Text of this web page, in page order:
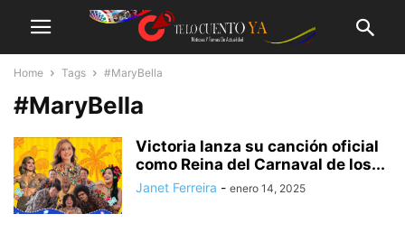
Home Tags #MaryBella
#MaryBella
Victoria lanza su canción oficial
como Reina del Carnaval de los...
Janet Ferreira - enero 14, 2025